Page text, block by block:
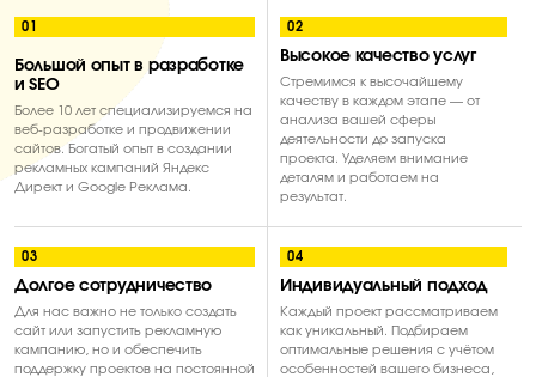
01
Большой опыт в разработке
и SEO
Более 10 лет специализируемся на
веб-разработке и продвижении
сайтов. Богатый опыт в создании
рекламных кампаний Яндекс
Директ и Google Реклама.
02
Высокое качество услуг
Стремимся к высочайшему
качеству в каждом этапе — от
анализа вашей сферы
деятельности до запуска
проекта. Уделяем внимание
деталям и работаем на
результат.
03
Долгое сотрудничество
Для нас важно не только создать
сайт или запустить рекламную
кампанию, но и обеспечить
поддержку проектов на постоянной
04
Индивидуальный подход
Каждый проект рассматриваем
как уникальный. Подбираем
оптимальные решения с учётом
особенностей вашего бизнеса,